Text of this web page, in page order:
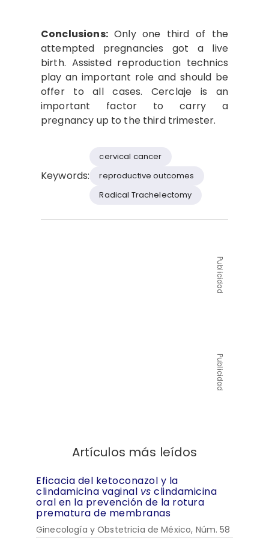
Conclusions:Only one third of the
attempted pregnancies got a live
birth. Assisted reproduction technics
play an important role and should be
offer to all cases. Cerclaje is an
important factor to carry a
pregnancy up to the third trimester.
Keywords:
cervical cancer
reproductive outcomes
Radical Trachelectomy
Publicidad
Publicidad
Artículos más leídos
Eficacia del ketoconazol y la
clindamicina vaginal vs clindamicina
oral en la prevención de la rotura
prematura de membranas
Ginecología y Obstetricia de México, Núm. 58